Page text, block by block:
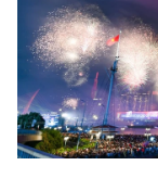
Chuyên trang
Chuyên trang
CHUYÊN ĐỀ